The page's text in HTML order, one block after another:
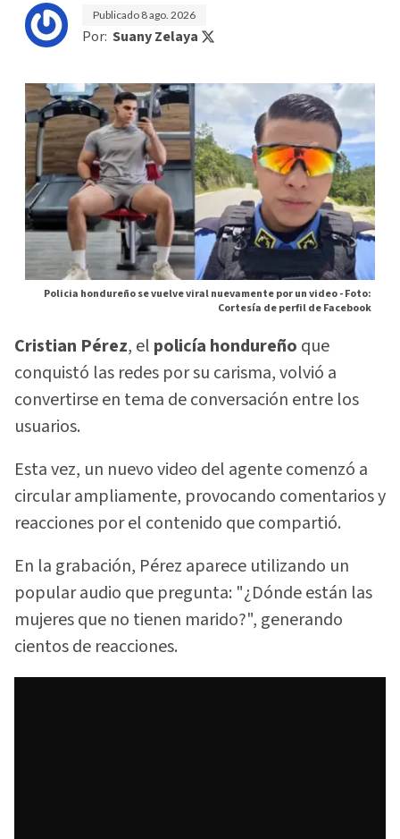
Publicado 8 ago. 2026
Por: Suany Zelaya
Policia hondureño se vuelve viral nuevamente por un video -Foto:
Cortesía de perfil de Facebook
Cristian Pérez, el policía hondureño que
conquistó las redes por su carisma, volvió a
convertirse en tema de conversación entre los
usuarios.
Esta vez, un nuevo video del agente comenzó a
circular ampliamente, provocando comentarios y
reacciones por el contenido que compartió.
En la grabación, Pérez aparece utilizando un
popular audio que pregunta: "¿Dónde están las
mujeres que no tienen marido?", generando
cientos de reacciones.